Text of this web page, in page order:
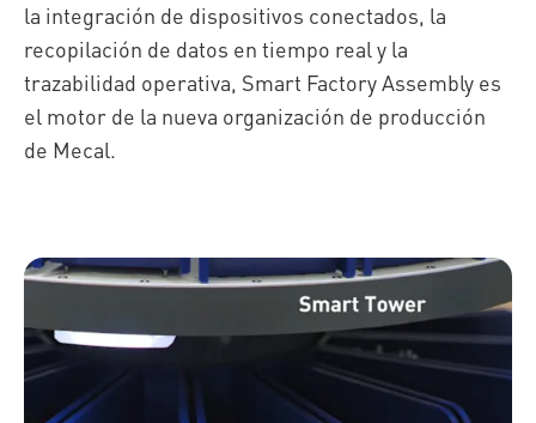
la integración de dispositivos conectados, la
recopilación de datos en tiempo real y la
trazabilidad operativa, Smart Factory Assembly es
el motor de la nueva organización de producción
de Mecal.